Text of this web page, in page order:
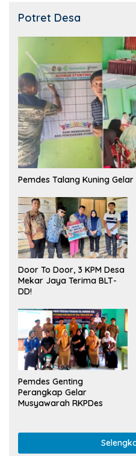
Potret Desa
Pemdes Talang Kuning
Door To Door, 3 KPM Desa
Mekar Jaya Terima BLT-
DD!
Pemdes Genting
Perangkap Gelar
Musyawarah RKPDes